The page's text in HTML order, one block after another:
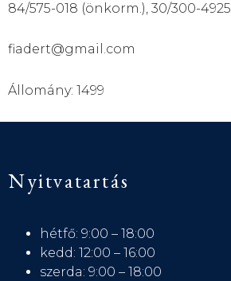
84/575-018 (önkorm.), 30/300-4925
fiadert@gmail.com
Állomány: 1499
Nyitvatartás
hétfő: 9:00 – 18:00
kedd: 12:00 – 16:00
szerda: 9:00 – 18:00